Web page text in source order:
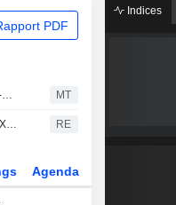
PDF
Les actions asiatiques cotées aux États-Unis sous forme d'ADR chutent lourdement lors de la séance de mardi MT
Les projets d'introduction en bourse de Xiaohongshu à Hong Kong sous surveillance après une plainte sur sa structure d'entreprise RE
Agenda
Indices